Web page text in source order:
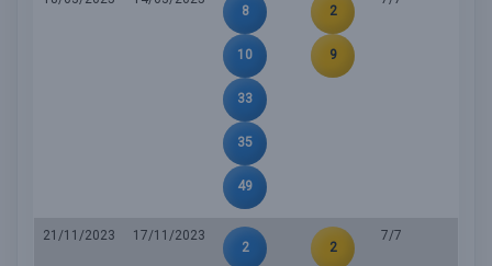
8
10
33
35
49
2
9
21/11/2023
17/11/2023
2
2
7/7